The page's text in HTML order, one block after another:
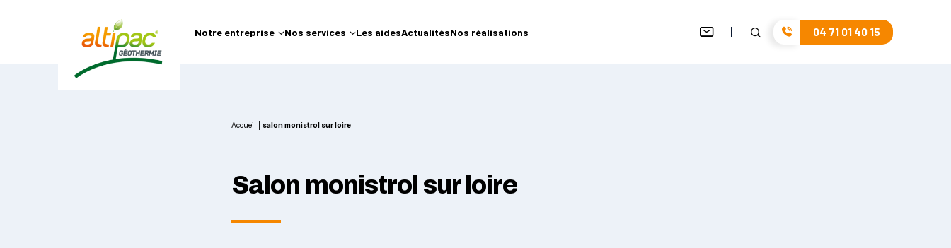
Notre entreprise Nos services Les aidesActualitésNos réalisations 04 71 01 40 15
Accueil salon monistrol sur loire
Salon monistrol sur loire